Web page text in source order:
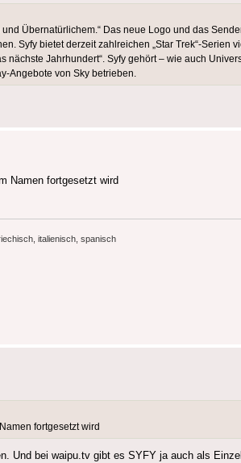
Übernatürlichem.“ Das neue Logo und das
Syfy bietet derzeit zahlreichen „Star Trek“-Serien
nächste Jahrhundert“. Syfy gehört – wie auch
Angebote von Sky betrieben.
Namen fortgesetzt wird
italienisch, spanisch
fortgesetzt wird
Und bei waipu.tv gibt es SYFY ja auch als